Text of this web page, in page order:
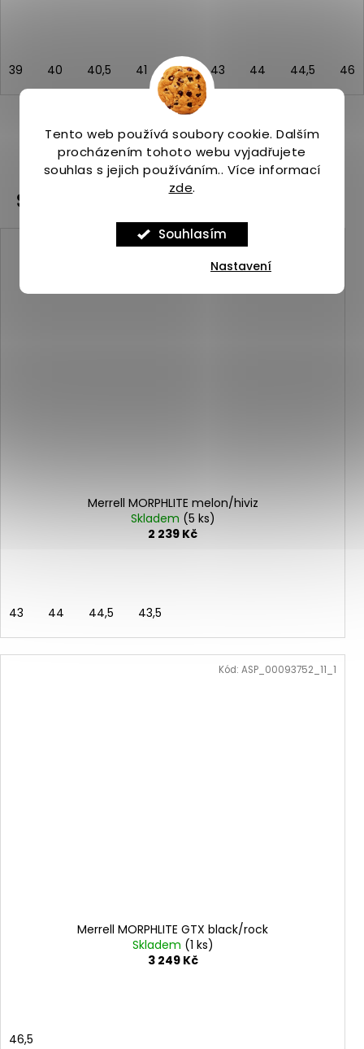
Tento web používá soubory cookie. Dalším
procházením tohoto webu vyjadřujete
souhlas s jejich používáním.. Více informací
zde.
Souhlasím
Nastavení
39 40 40,5 41 42 43 44 44,5 46
ZOBRAZIT VŠECHNY PODOBNÉ PRODUKTY
Související produkty
Merrell MORPHLITE melon/hiviz
Skladem (5 ks)
2 239 Kč
43 44 44,5 43,5
Merrell MORPHLITE GTX black/rock
Skladem (1 ks)
3 249 Kč
46,5
Kód: ASP_00093752_11_1